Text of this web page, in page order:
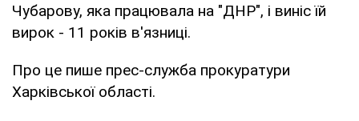
Чубарову, яка працювала на "ДНР", і виніс їй
вирок - 11 років в'язниці.
Про це пише прес-служба прокуратури
Харківської області.